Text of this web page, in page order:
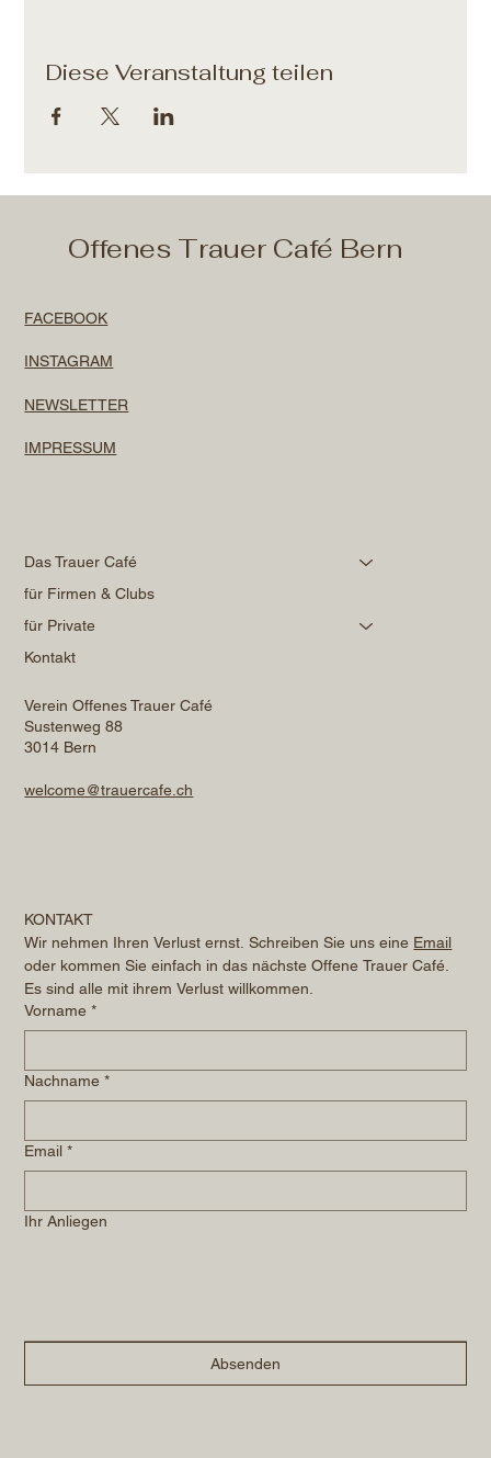
Diese Veranstaltung teilen
Offenes Trauer Café Bern
FACEBOOK
INSTAGRAM
NEWSLETTER
IMPRESSUM
Das Trauer Café
für Firmen & Clubs
für Private
Kontakt
Verein Offenes Trauer Café
Sustenweg 88
3014 Bern
welcome@trauercafe.ch
KONTAKT
Wir nehmen Ihren Verlust ernst. Schreiben Sie uns eine Email
oder kommen Sie einfach in das nächste Offene Trauer Café.
Es sind alle mit ihrem Verlust willkommen.
Vorname *
Nachname *
Email *
Ihr Anliegen
Absenden